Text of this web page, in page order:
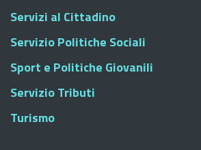
Servizi al Cittadino
Servizio Politiche Sociali
Sport e Politiche Giovanili
Servizio Tributi
Turismo